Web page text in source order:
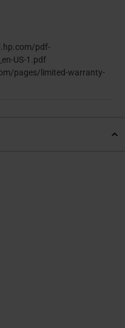
pdf-
US-1.pdf
pages/limited-warranty-